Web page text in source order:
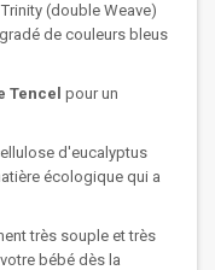
(double Weave)
de couleurs bleus
Tencel pour un
d'eucalyptus
écologique qui a
très souple et très
bébé dès la